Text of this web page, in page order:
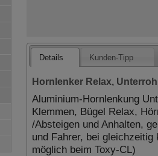
Details Kunden-Tipp
Hornlenker Relax,
Aluminium-Hornlenkung
Klemmen, Bügel Relax,
/Absteigen und Anhalten,
und Fahrer, bei
möglich beim Toxy-CL)